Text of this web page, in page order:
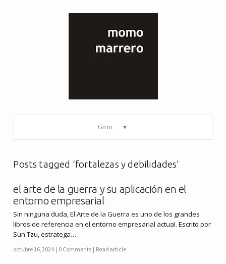
Go to…
Posts tagged ‘fortalezas y debilidades’
el arte de la guerra y su aplicación en el
entorno empresarial
Sin ninguna duda, El Arte de la Guerra es uno de los grandes
libros de referencia en el entorno empresarial actual. Escrito por
Sun Tzu, estratega…
octubre 16, 2024 0 Comments Read article